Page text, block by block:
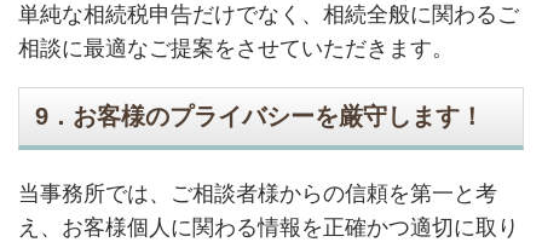
単純な相続税申告だけでなく、相続全般に関わるご
相談に最適なご提案をさせていただきます。
9．お客様のプライバシーを厳守します！
当事務所では、ご相談者様からの信頼を第一と考
え、お客様個人に関わる情報を正確かつ適切に取り